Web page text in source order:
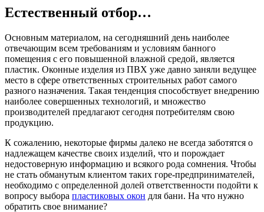
Естественный отбор…
Основным материалом, на сегодняшний день наиболее
отвечающим всем требованиям и условиям банного
помещения с его повышенной влажной средой, является
пластик. Оконные изделия из ПВХ уже давно заняли ведущее
место в сфере ответственных строительных работ самого
разного назначения. Такая тенденция способствует внедрению
наиболее совершенных технологий, и множество
производителей предлагают сегодня потребителям свою
продукцию.
К сожалению, некоторые фирмы далеко не всегда заботятся о
надлежащем качестве своих изделий, что и порождает
недостоверную информацию и всякого рода сомнения. Чтобы
не стать обманутым клиентом таких горе-предпринимателей,
необходимо с определенной долей ответственности подойти к
вопросу выбора пластиковых окон для бани. На что нужно
обратить свое внимание?